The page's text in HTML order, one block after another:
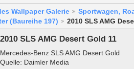
Wallpaper Galerie
Sportwagen,
(Baureihe 197)
2010 SLS AMG
2010 SLS AMG Desert Gold 11
Mercedes-Benz SLS AMG Desert Gold
Quelle: Daimler Media